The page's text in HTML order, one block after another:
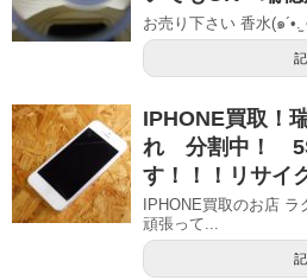
お売り下さい 香水(๑´•.̫
IPHONE買取！
れ 分割中！
す！！！リサイ
IPHONE買取のお店 ラ
頑張って...